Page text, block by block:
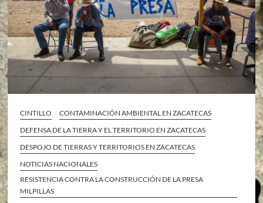
CINTILLO
CONTAMINACIÓN AMBIENTAL EN ZACATECAS
DEFENSA DE LA TIERRA Y EL TERRITORIO EN ZACATECAS
DESPOJO DE TIERRAS Y TERRITORIOS EN ZACATECAS
NOTICIAS NACIONALES
RESISTENCIA CONTRA LA CONSTRUCCIÓN DE LA PRESA
MILPILLAS